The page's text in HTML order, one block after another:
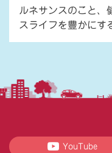
ルネサンスのこと、
スライフを豊かにす
YouTube